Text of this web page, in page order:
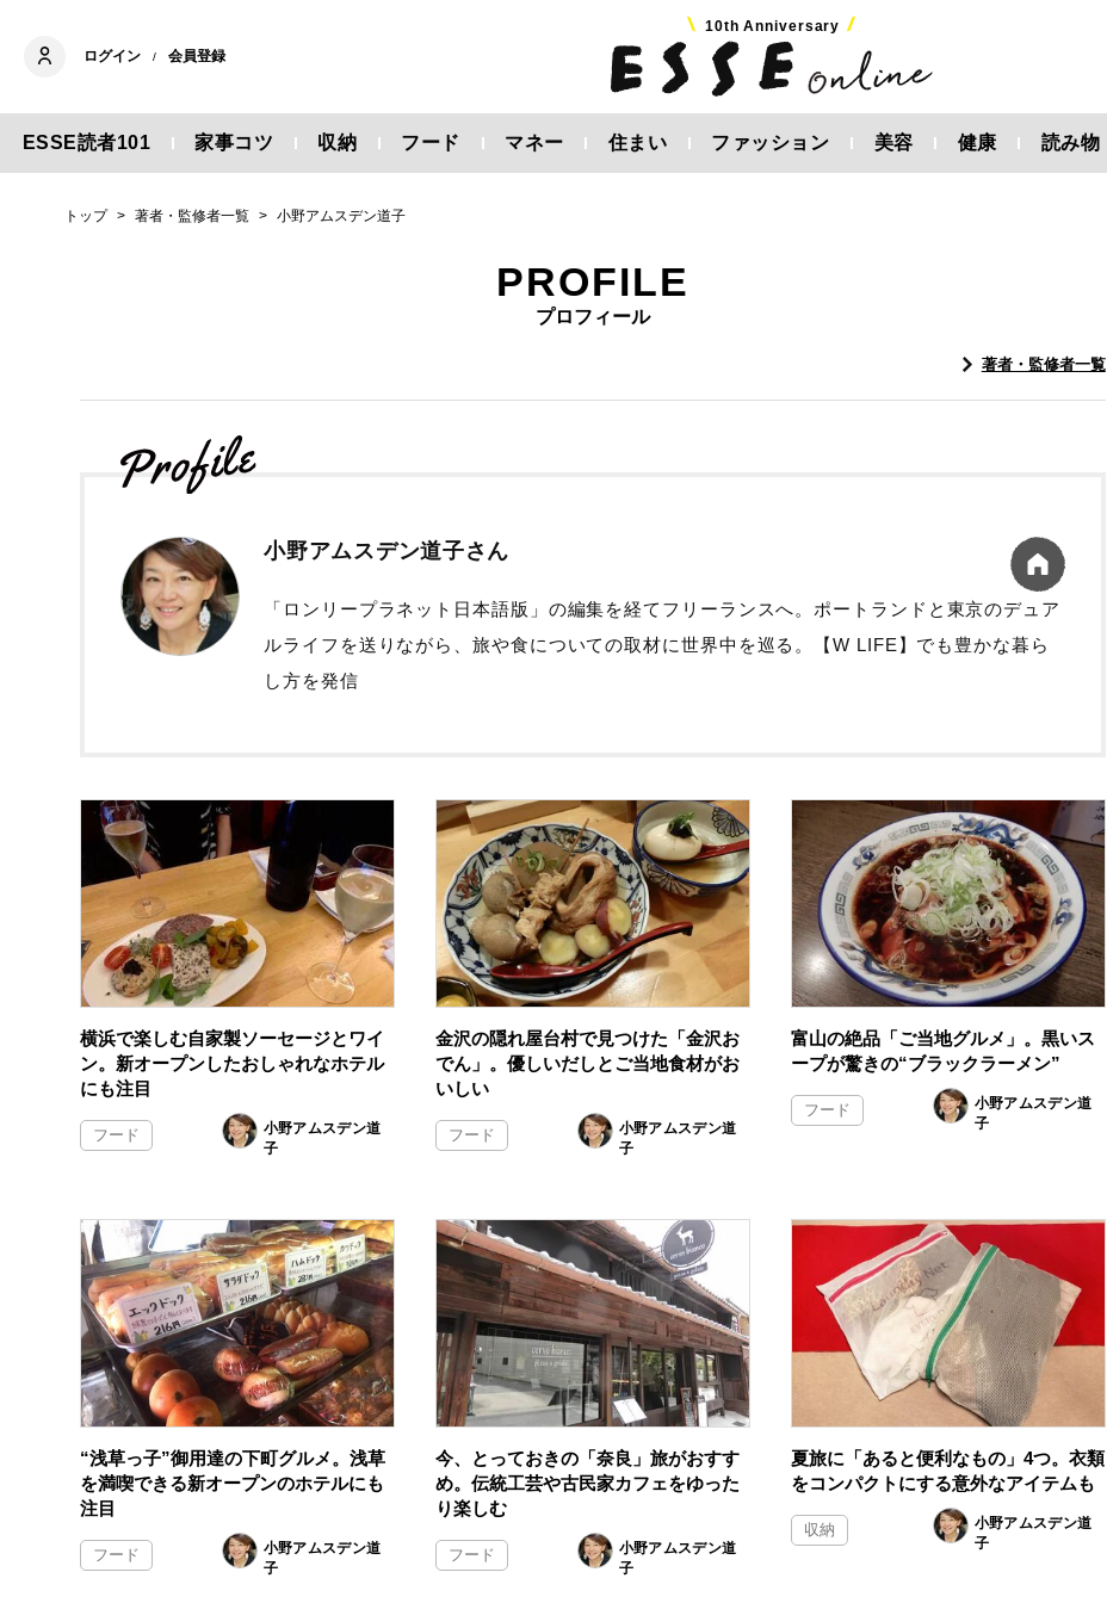
ログイン / 会員登録
10th Anniversary
ESSE読者101 家事コツ 収納 フード マネー 住まい ファッション 美容 健康 読み物
トップ 著者・監修者一覧 小野アムスデン道子
PROFILE
プロフィール
著者・監修者一覧
小野アムスデン道子さん
「ロンリープラネット日本語版」の編集を経てフリーランスへ。ポートランドと東京のデュア
ルライフを送りながら、旅や食についての取材に世界中を巡る。【W LIFE】でも豊かな暮ら
し方を発信
横浜で楽しむ自家製ソーセージとワイ
ン。新オープンしたおしゃれなホテル
にも注目
フード
小野アムスデン道
子
金沢の隠れ屋台村で見つけた「金沢お
でん」。優しいだしとご当地食材がお
いしい
フード
小野アムスデン道
子
富山の絶品「ご当地グルメ」。黒いス
ープが驚きの“ブラックラーメン”
フード
小野アムスデン道
子
“浅草っ子”御用達の下町グルメ。浅草
を満喫できる新オープンのホテルにも
注目
フード
小野アムスデン道
子
今、とっておきの「奈良」旅がおすす
め。伝統工芸や古民家カフェをゆった
り楽しむ
フード
小野アムスデン道
子
夏旅に「あると便利なもの」4つ。衣類
をコンパクトにする意外なアイテムも
収納
小野アムスデン道
子